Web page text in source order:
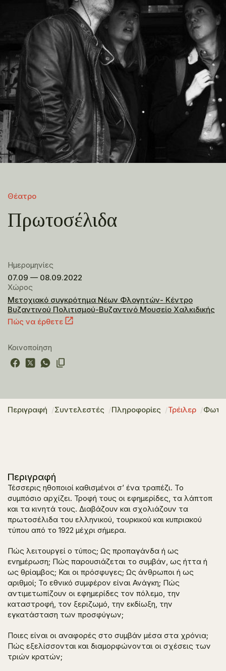
Θέατρο
Πρωτοσέλιδα
Ημερομηνίες
07.09 — 08.09.2022
Χώρος
Μετοχιακό συγκρότημα Νέων Φλογητών- Κέντρο
Βυζαντινού Πολιτισμού-Βυζαντινό Μουσείο Χαλκιδικής
Πώς να έρθετε
Κοινοποίηση
Περιγραφή Συντελεστές Πληροφορίες Τρέιλερ
Περιγραφή
Τέσσερις ηθοποιοί καθισμένοι σ’ ένα τραπέζι. Το
συμπόσιο αρχίζει. Τροφή τους οι εφημερίδες, τα λάπτοπ
και τα κινητά τους. Διαβάζουν και σχολιάζουν τα
πρωτοσέλιδα του ελληνικού, τουρκικού και κυπριακού
τύπου από το 1922 μέχρι σήμερα.
Πώς λειτουργεί ο τύπος; Ως προπαγάνδα ή ως
ενημέρωση; Πώς παρουσιάζεται το συμβάν, ως ήττα ή
ως θρίαμβος; Και οι πρόσφυγες; Ως άνθρωποι ή ως
αριθμοί; Το εθνικό συμφέρον είναι Ανάγκη; Πώς
αντιμετωπίζουν οι εφημερίδες τον πόλεμο, την
καταστροφή, τον ξεριζωμό, την εκδίωξη, την
εγκατάσταση των προσφύγων;
Ποιες είναι οι αναφορές στο συμβάν μέσα στα χρόνια;
Πώς εξελίσσονται και διαμορφώνονται οι σχέσεις των
τριών κρατών;